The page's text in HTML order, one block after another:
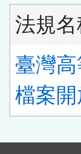
法規名
臺灣
檔案開